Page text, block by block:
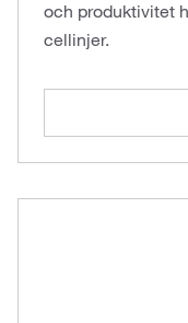
och produktivitet
cellinjer.